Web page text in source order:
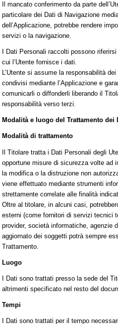
Il mancato conferimento da parte
particolare dei Dati di Navigazione
dell’Applicazione, potrebbe rendere
servizi o la navigazione.
I Dati Personali raccolti possono
cui l’Utente fornisce i dati.
L’Utente si assume la responsabilità
condivisi mediante l’Applicazione e
comunicarli o diffonderli liberando il
responsabilità verso terzi.
Modalità e luogo del Trattamento dei
Modalità di trattamento
Il Titolare tratta i Dati Personali degli
opportune misure di sicurezza volte ad
la modifica o la distruzione non
viene effettuato mediante strumenti
strettamente correlate alle finalità
Oltre al titolare, in alcuni casi,
esterni (come fornitori di servizi tecnici
provider, società informatiche, agenzie
aggiornato dei soggetti potrà sempre
Trattamento.
Luogo
I Dati sono trattati presso la sede del
altrimenti specificato nel resto del
Tempi
I Dati sono trattati per il tempo